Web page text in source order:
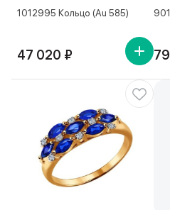
1012995 Кольцо (Au 585)
47 020 ₽